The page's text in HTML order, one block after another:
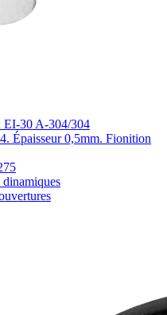
30 A-304/304
Épaisseur 0,5mm. Fionition
dinamiques